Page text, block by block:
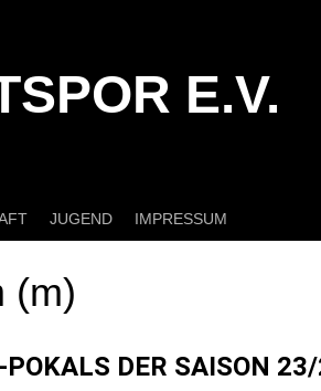
E.V.
JUGEND IMPRESSUM
(m)
DER SAISON